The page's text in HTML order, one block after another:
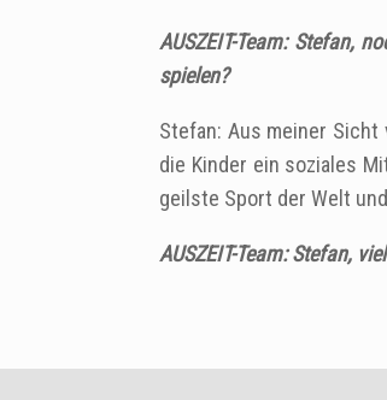
AUSZEIT-Team: Stefan,
spielen?
Stefan: Aus meiner Sicht
die Kinder ein soziales
geilste Sport der Welt
AUSZEIT-Team: Stefan,